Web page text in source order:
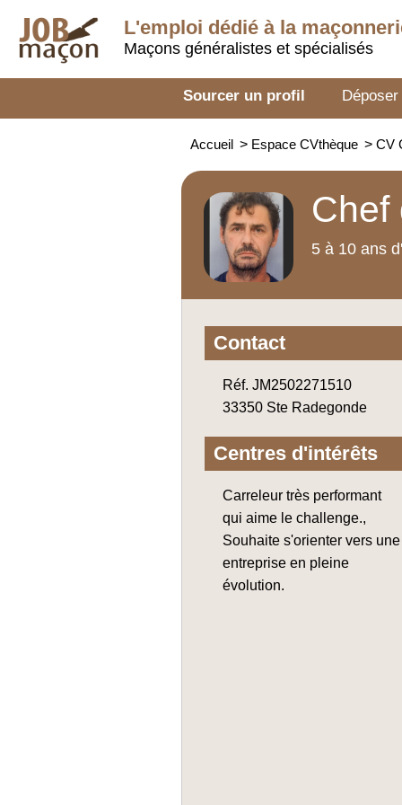
L'emploi dédié à la
Maçons généralistes et spécialisés
Sourcer un profil
Accueil > Espace CVthèque > CV
Chef
5 à 10 ans
Contact
Réf. JM2502271510
33350 Ste Radegonde
Centres d'intérêts
Carreleur très performant
qui aime le challenge.,
Souhaite s'orienter vers une
entreprise en pleine
évolution.